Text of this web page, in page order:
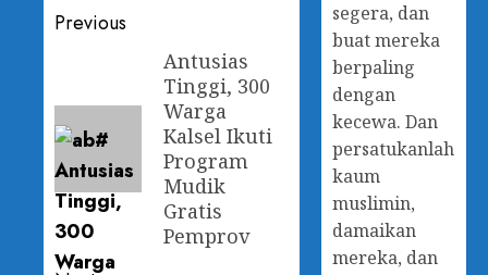
Post
navigation
Previous
Antusias
Tinggi, 300
Warga
Kalsel Ikuti
Program
Mudik
Gratis
Pemprov
segera, dan
buat mereka
berpaling
dengan
kecewa. Dan
persatukanlah
kaum
muslimin,
damaikan
mereka, dan